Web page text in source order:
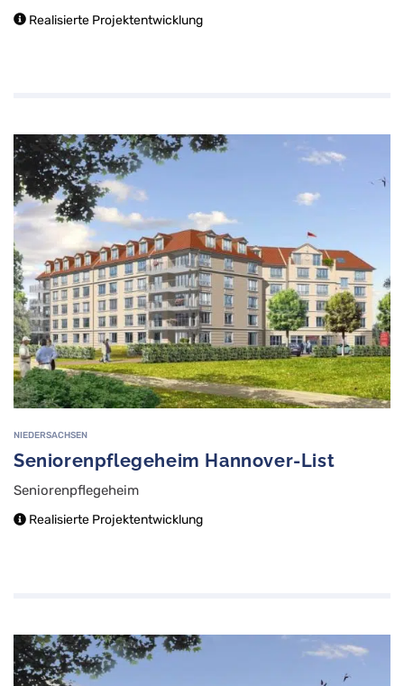
Realisierte Projektentwicklung
NIEDERSACHSEN
Seniorenpflegeheim Hannover-List
Seniorenpflegeheim
Realisierte Projektentwicklung